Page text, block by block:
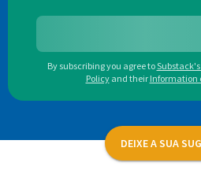
By subscribing you agree toSubstack's
Policy and their Information
DEIXE A SUA